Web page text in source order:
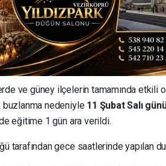
ve güney ilçelerin tamamında etkili
buzlanma nedeniyle 11 Şubat Salı
eğitime 1 gün ara verildi.
tarafından gece saatlerinde yapılan